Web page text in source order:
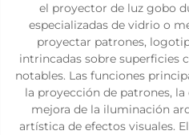
el proyector de luz gobo
especializadas de vidrio o
proyectar patrones,
intrincadas sobre superficies
notables. Las funciones
la proyección de patrones,
mejora de la iluminación
artística de efectos visuales.